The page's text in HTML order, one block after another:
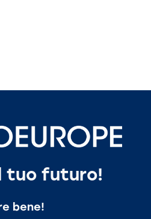
tuo futuro!
bene!